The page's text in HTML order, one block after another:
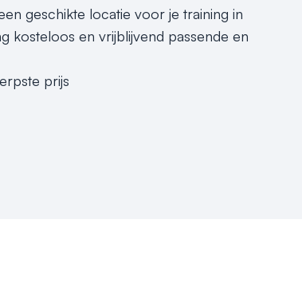
geschikte locatie voor je training in
kosteloos en vrijblijvend passende en
prijs